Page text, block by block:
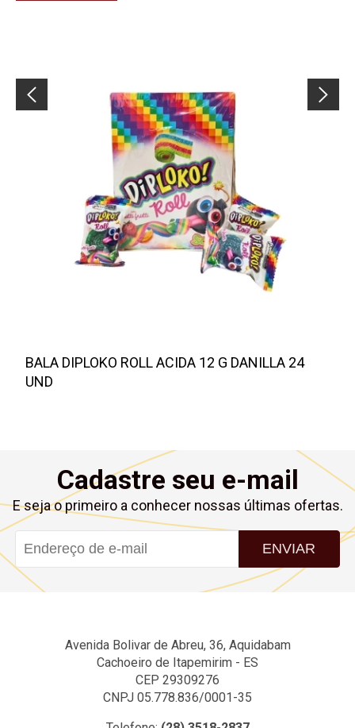
BALA DIPLOKO ROLL ACIDA 12 G DANILLA 24
UND
Cadastre seu e-mail
E seja o primeiro a conhecer nossas últimas ofertas.
ENVIAR
Avenida Bolivar de Abreu, 36, Aquidabam
Cachoeiro de Itapemirim - ES
CEP 29309276
CNPJ 05.778.836/0001-35